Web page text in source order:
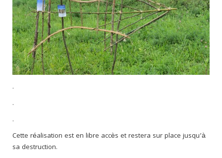
.
.
.
Cette réalisation est en libre accès et restera sur place jusqu’à
sa destruction.